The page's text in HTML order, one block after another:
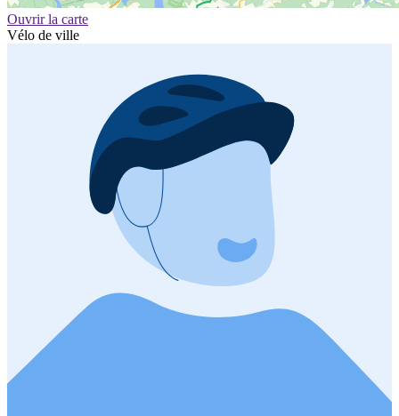
Ouvrir la carte
Vélo de ville